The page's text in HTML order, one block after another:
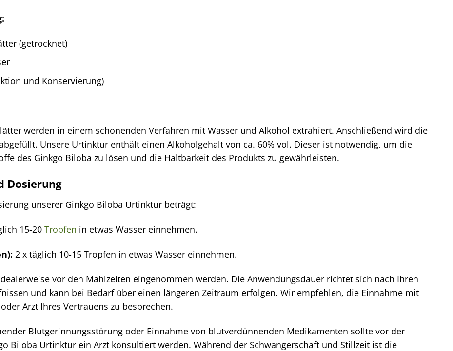
(getrocknet)
und Konservierung)
werden in einem schonenden Verfahren mit Wasser und Alkohol extrahiert. Anschließend wird die
Unsere Urtinktur enthält einen Alkoholgehalt von ca. 60% vol. Dieser ist notwendig, um die
des Ginkgo Biloba zu lösen und die Haltbarkeit des Produkts zu gewährleisten.
Dosierung
unserer Ginkgo Biloba Urtinktur beträgt:
15-20 Tropfen in etwas Wasser einnehmen.
2 x täglich 10-15 Tropfen in etwas Wasser einnehmen.
vor den Mahlzeiten eingenommen werden. Die Anwendungsdauer richtet sich nach Ihren
und kann bei Bedarf über einen längeren Zeitraum erfolgen. Wir empfehlen, die Einnahme mit
Arzt Ihres Vertrauens zu besprechen.
Blutgerinnungsstörung oder Einnahme von blutverdünnenden Medikamenten sollte vor der
Biloba Urtinktur ein Arzt konsultiert werden. Während der Schwangerschaft und Stillzeit ist die